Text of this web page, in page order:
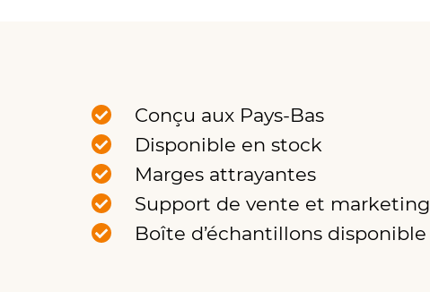
Conçu aux Pays-Bas
Disponible en stock
Marges attrayantes
Support de vente et marketing
Boîte d’échantillons disponible